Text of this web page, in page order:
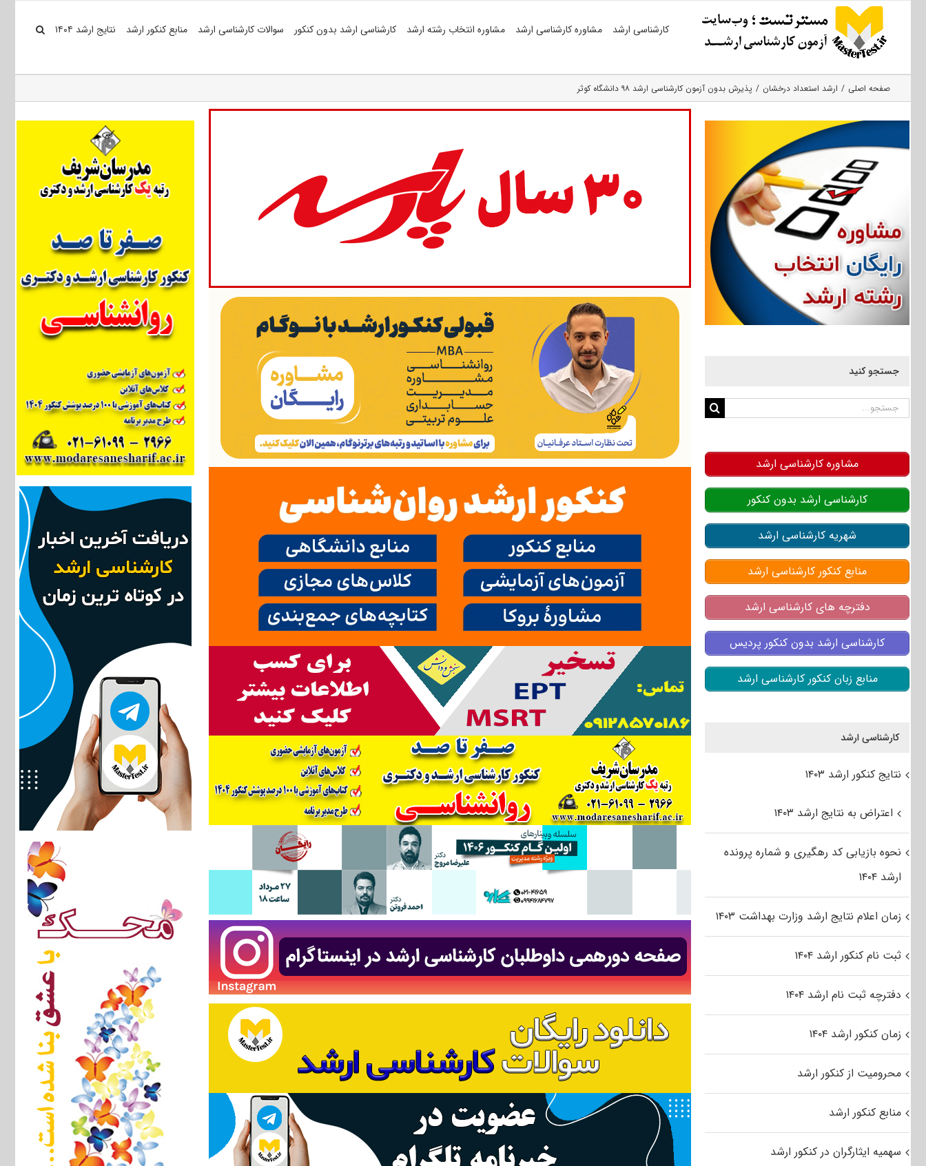
کارشناسی ارشد مشاوره کارشناسی ارشد مشاوره انتخاب رشته ارشد کارشناسی ارشد بدون کنکور سوالات کارشناسی ارشد منابع کنکور ارشد نتایج ارشد ۱۴۰۴
صفحه اصلی ارشد استعداد درخشان ﭘﺬﯾﺮش ﺑﺪون آزﻣﻮن کارشناسی ارﺷﺪ ۹۸ داﻧﺸﮕﺎه ﮐﻮﺛﺮ
جستجو کنید
جستجو
مشاوره کارشناسی ارشد
کارشناسی ارشد بدون کنکور
شهریه کارشناسی ارشد
منابع کنکور کارشناسی ارشد
دفترچه های کارشناسی ارشد
کارشناسی ارشد بدون کنکور پردیس
منابع زبان کنکور کارشناسی ارشد
کارشناسی ارشد
نتایج کنکور ارشد ۱۴۰۳
اعتراض به نتایج ارشد ۱۴۰۳
نحوه بازیابی کد رهگیری و شماره پرونده
ارشد ۱۴۰۴
زمان اعلام نتایج ارشد وزارت بهداشت ۱۴۰۳
ثبت نام کنکور ارشد ۱۴۰۴
دفترچه ثبت نام ارشد ۱۴۰۴
زمان کنکور ارشد ۱۴۰۴
محرومیت از کنکور ارشد
منابع کنکور ارشد
سهمیه ایثارگران در کنکور ارشد